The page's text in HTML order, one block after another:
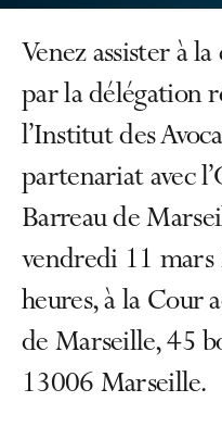
Venez assister à
par la délégation
l’Institut des
partenariat avec
Barreau de
vendredi 11
heures, à la Cour
de Marseille, 45
13006 Marseille.